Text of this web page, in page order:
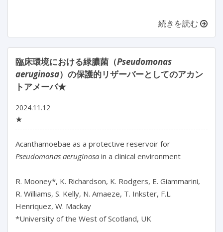
続きを読む
臨床環境における緑膿菌（Pseudomonas
aeruginosa）の保護的リザーバーとしてのアカン
トアメーバ★
2024.11.12
★
Pseudomonas aeruginosa in a clinical environment
R. Mooney*, K. Richardson, K. Rodgers, E. Giammarini,
R. Williams, S. Kelly, N. Amaeze, T. Inkster, F.L.
Henriquez, W. Mackay
*University of the West of Scotland, UK